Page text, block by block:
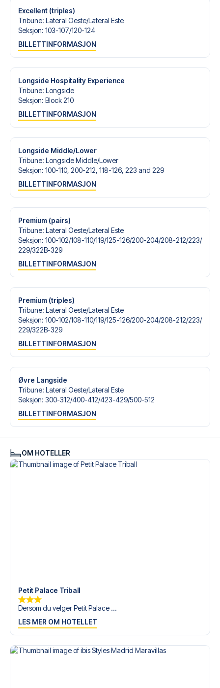
Excellent (triples)
Tribune: Lateral Oeste/​Lateral Este
Seksjon: 103-107/​120-124
BILLETTINFORMASJON
Longside Hospitality Experience
Tribune: Longside
Seksjon: Block 210
BILLETTINFORMASJON
Longside Middle/Lower
Tribune: Longside Middle/​Lower
Seksjon: 100-110, 200-212, 118-126, 223 and 229
BILLETTINFORMASJON
Premium (pairs)
Tribune: Lateral Oeste/​Lateral Este
Seksjon: 100-102/​108-110/​119/​125-126/​200-204/​208-212/​223/​
229/​322B-329
BILLETTINFORMASJON
Premium (triples)
Tribune: Lateral Oeste/​Lateral Este
Seksjon: 100-102/​108-110/​119/​125-126/​200-204/​208-212/​223/​
229/​322B-329
BILLETTINFORMASJON
Øvre Langside
Tribune: Lateral Oeste/​Lateral Este
Seksjon: 300-312/​400-412/​423-429/​500-512
BILLETTINFORMASJON
OM HOTELLER
Petit Palace Triball
Dersom du velger Petit Palace ...
LES MER OM HOTELLET